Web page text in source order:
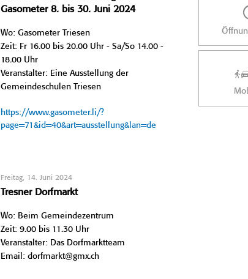
Gasometer 8. bis 30. Juni 2024
Wo: Gasometer Triesen
Zeit: Fr 16.00 bis 20.00 Uhr - Sa/So 14.00 -
18.00 Uhr
Veranstalter: Eine Ausstellung der
Gemeindeschulen Triesen
https://www.gasometer.li/?
page=71&id=40&art=ausstellung&lan=de
Freitag, 14. Juni 2024
Tresner Dorfmarkt
Wo: Beim Gemeindezentrum
Zeit: 9.00 bis 11.30 Uhr
Veranstalter: Das Dorfmarktteam
Email: dorfmarkt@gmx.ch